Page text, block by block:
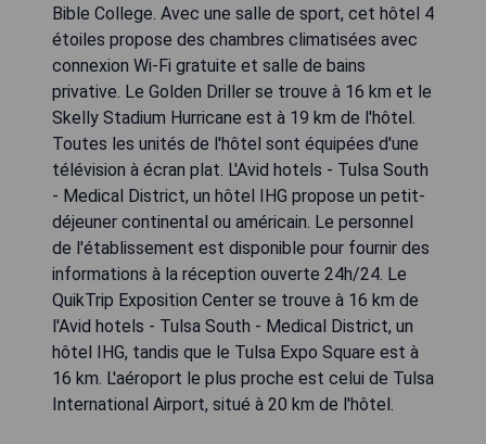
Bible College. Avec une salle de sport, cet hôtel 4
étoiles propose des chambres climatisées avec
connexion Wi-Fi gratuite et salle de bains
privative. Le Golden Driller se trouve à 16 km et le
Skelly Stadium Hurricane est à 19 km de l'hôtel.
Toutes les unités de l'hôtel sont équipées d'une
télévision à écran plat. L'Avid hotels - Tulsa South
- Medical District, un hôtel IHG propose un petit-
déjeuner continental ou américain. Le personnel
de l'établissement est disponible pour fournir des
informations à la réception ouverte 24h/24. Le
QuikTrip Exposition Center se trouve à 16 km de
l'Avid hotels - Tulsa South - Medical District, un
hôtel IHG, tandis que le Tulsa Expo Square est à
16 km. L'aéroport le plus proche est celui de Tulsa
International Airport, situé à 20 km de l'hôtel.